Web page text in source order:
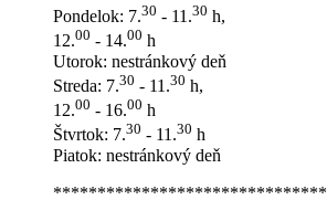
Pondelok: 7.30 - 11.30 h,
12.00 - 14.00 h
Utorok: nestránkový deň
Streda: 7.30 - 11.30 h,
12.00 - 16.00 h
Štvrtok: 7.30 - 11.30 h
Piatok: nestránkový deň
*******************************